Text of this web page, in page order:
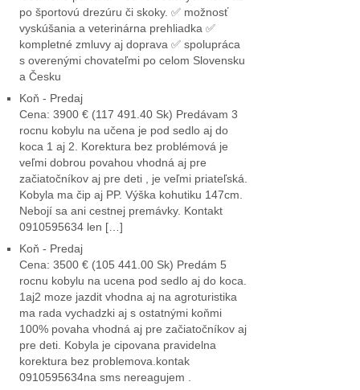
po športovú drezúru či skoky. ✅ možnosť
vyskúšania a veterinárna prehliadka ✅
kompletné zmluvy aj doprava ✅ spolupráca
s overenými chovateľmi po celom Slovensku
a Česku
Koň - Predaj
Cena: 3900 € (117 491.40 Sk) Predávam 3
rocnu kobylu na učena je pod sedlo aj do
koca 1 aj 2. Korektura bez problémová je
veľmi dobrou povahou vhodná aj pre
začiatočníkov aj pre deti , je veľmi priateľská.
Kobyla ma čip aj PP. Výška kohutiku 147cm.
Nebojí sa ani cestnej premávky. Kontakt
0910595634 len […]
Koň - Predaj
Cena: 3500 € (105 441.00 Sk) Predám 5
rocnu kobylu na ucena pod sedlo aj do koca.
1aj2 moze jazdit vhodna aj na agroturistika
ma rada vychadzki aj s ostatnými koňmi
100% povaha vhodná aj pre začiatočníkov aj
pre deti. Kobyla je cipovana pravidelna
korektura bez problemova.kontak
0910595634na sms nereagujem .